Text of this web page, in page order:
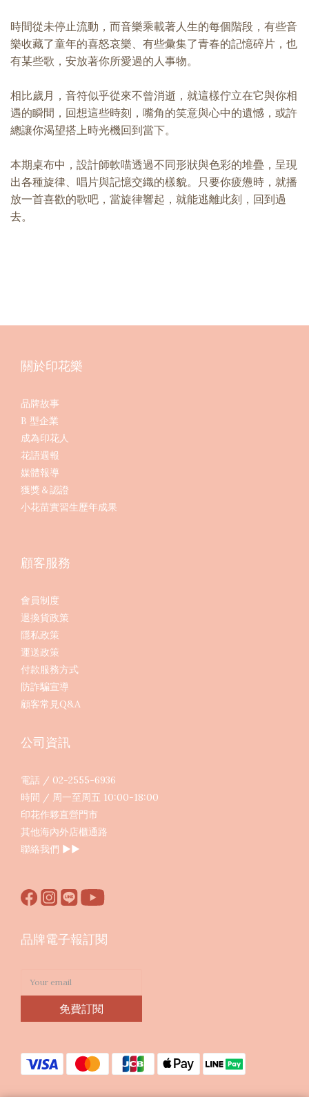
時間從未停止流動，而音樂乘載著人生的每個階段，有些音
樂收藏了童年的喜怒哀樂、有些彙集了青春的記憶碎片，也
有某些歌，安放著你所愛過的人事物。
相比歲月，音符似乎從來不曾消逝，就這樣佇立在它與你相
遇的瞬間，回想這些時刻，嘴角的笑意與心中的遺憾，或許
總讓你渴望搭上時光機回到當下。
本期桌布中，設計師軟喵透過不同形狀與色彩的堆疊，呈現
出各種旋律、唱片與記憶交織的樣貌。只要你疲憊時，就播
放一首喜歡的歌吧，當旋律響起，就能逃離此刻，回到過
去。
關於印花樂
品牌故事
B 型企業
成為印花人
花語週報
媒體報導
獲獎＆認證
小花苗實習生歷年成果
顧客服務
會員制度
退換貨政策
隱私政策
運送政策
付款服務方式
防詐騙宣導
顧客常見Q&A
公司資訊
電話 / 02-2555-6936
時間 / 周一至周五 10:00-18:00
印花作夥直營門市
其他海內外店櫃通路
聯絡我們 ▶︎▶︎
品牌電子報訂閱
免費訂閱